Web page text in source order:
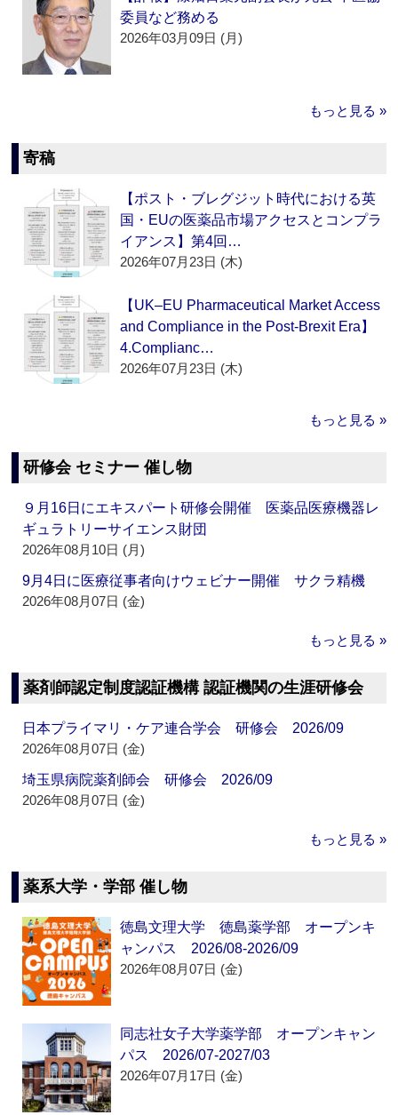
委員など務める
2026年03月09日 (月)
もっと見る »
寄稿
【ポスト・ブレグジット時代における英
国・EUの医薬品市場アクセスとコンプラ
イアンス】第4回…
2026年07月23日 (木)
【UK–EU Pharmaceutical Market Access
and Compliance in the Post-Brexit Era】
4.Complianc…
2026年07月23日 (木)
もっと見る »
研修会 セミナー 催し物
９月16日にエキスパート研修会開催 医薬品医療機器レ
ギュラトリーサイエンス財団
2026年08月10日 (月)
9月4日に医療従事者向けウェビナー開催 サクラ精機
2026年08月07日 (金)
もっと見る »
薬剤師認定制度認証機構 認証機関の生涯研修会
日本プライマリ・ケア連合学会 研修会 2026/09
2026年08月07日 (金)
埼玉県病院薬剤師会 研修会 2026/09
2026年08月07日 (金)
もっと見る »
薬系大学・学部 催し物
徳島文理大学 徳島薬学部 オープンキ
ャンパス 2026/08-2026/09
2026年08月07日 (金)
同志社女子大学薬学部 オープンキャン
パス 2026/07-2027/03
2026年07月17日 (金)